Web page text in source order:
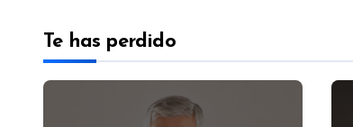
Te has perdido